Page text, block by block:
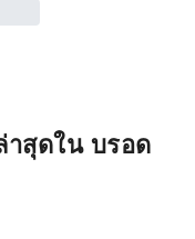
าสุดใน บรอด